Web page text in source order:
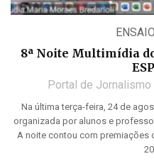
8ª Noite Multimídia
Portal de Jornalismo
Na última terça-feira, 24 de
organizada por alunos e
A noite contou com premiações